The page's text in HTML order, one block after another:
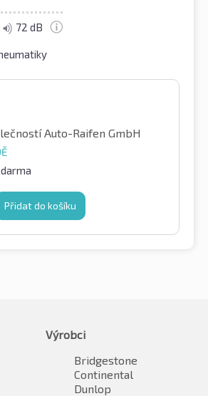
72 dB
Auto-Raifen GmbH
Přidat do košíku
Výrobci
Bridgestone
Continental
Dunlop